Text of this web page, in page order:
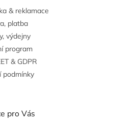
& reklamace
platba
výdejny
program
& GDPR
podmínky
pro Vás